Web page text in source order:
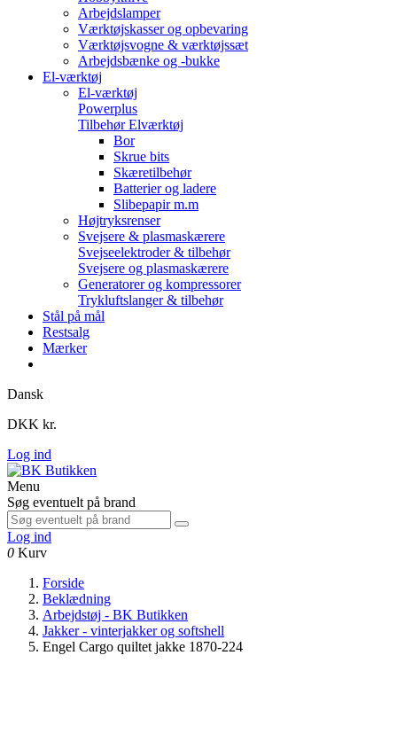
Arbejdslamper
Værktøjskasser og opbevaring
Værktøjsvogne & værktøjssæt
Arbejdsbænke og -bukke
El-værktøj
El-værktøj
Powerplus
Tilbehør Elværktøj
Bor
Skrue bits
Skæretilbehør
Batterier og ladere
Slibepapir m.m
Højtryksrenser
Svejsere & plasmaskærere
Svejseelektroder & tilbehør
Svejsere og plasmaskærere
Generatorer og kompressorer
Trykluftslanger & tilbehør
Stål på mål
Restsalg
Mærker
Dansk
DKK kr.
Log ind
Menu
Søg eventuelt på brand
Log ind
0 Kurv
Forside
Beklædning
Arbejdstøj - BK Butikken
Jakker - vinterjakker og softshell
Engel Cargo quiltet jakke 1870-224